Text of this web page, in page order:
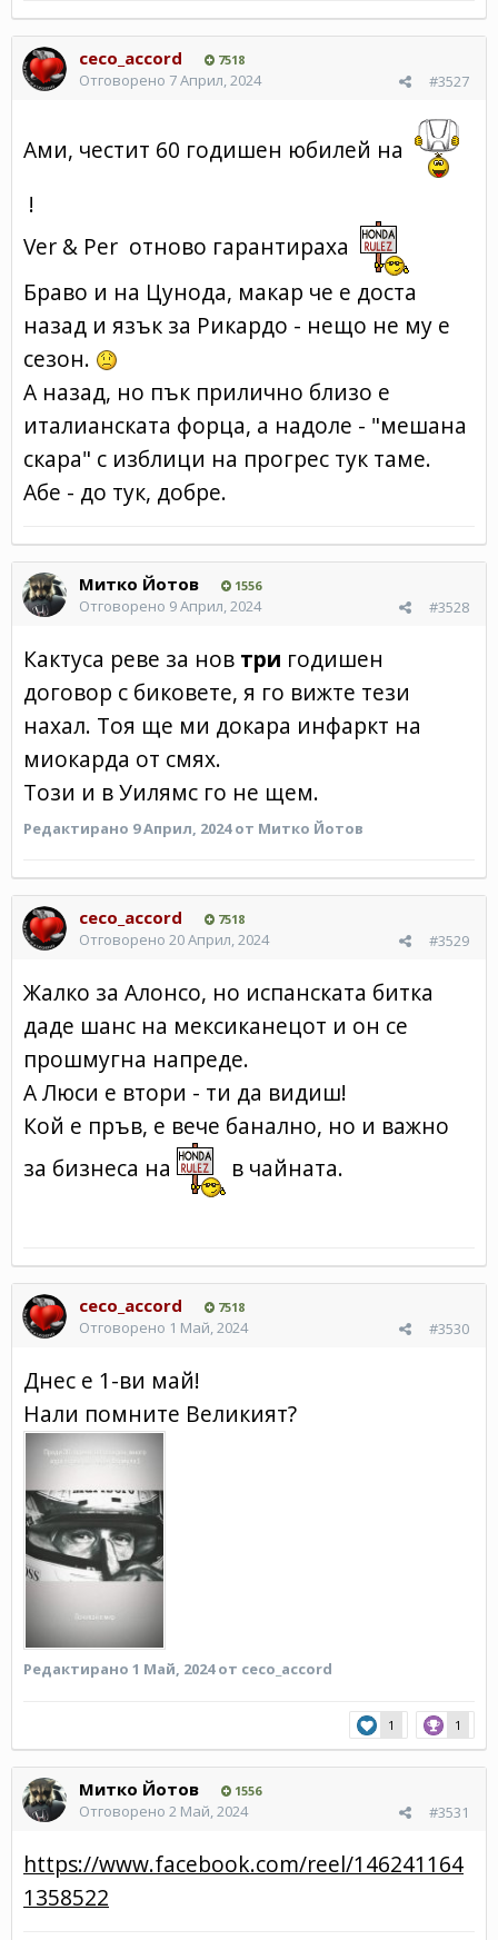
ceco_accord 7518
#3527
Отговорено 7 Април, 2024
Ами, честит 60 годишен юбилей на
!
Ver & Per отново гарантираха
Браво и на Цунода, макар че е доста
назад и язък за Рикардо - нещо не му е
сезон.
А назад, но пък прилично близо е
италианската форца, а надоле - "мешана
скара" с изблици на прогрес тук таме.
Абе - до тук, добре.
Митко Йотов 1556
#3528
Отговорено 9 Април, 2024
Кактуса реве за нов три годишен
договор с биковете, я го вижте тези
нахал. Тоя ще ми докара инфаркт на
миокарда от смях.
Този и в Уилямс го не щем.
Редактирано 9 Април, 2024от Митко Йотов
ceco_accord 7518
#3529
Отговорено 20 Април, 2024
Жалко за Алонсо, но испанската битка
даде шанс на мексиканецот и он се
прошмугна напреде.
А Люси е втори - ти да видиш!
Кой е пръв, е вече банално, но и важно
за бизнеса на
в чайната.
ceco_accord 7518
#3530
Отговорено 1 Май, 2024
Днес е 1-ви май!
Нали помните Великият?
Редактирано 1 Май, 2024от ceco_accord
1 1
Митко Йотов 1556
#3531
Отговорено 2 Май, 2024
https://www.facebook.com/reel/146241164
1358522